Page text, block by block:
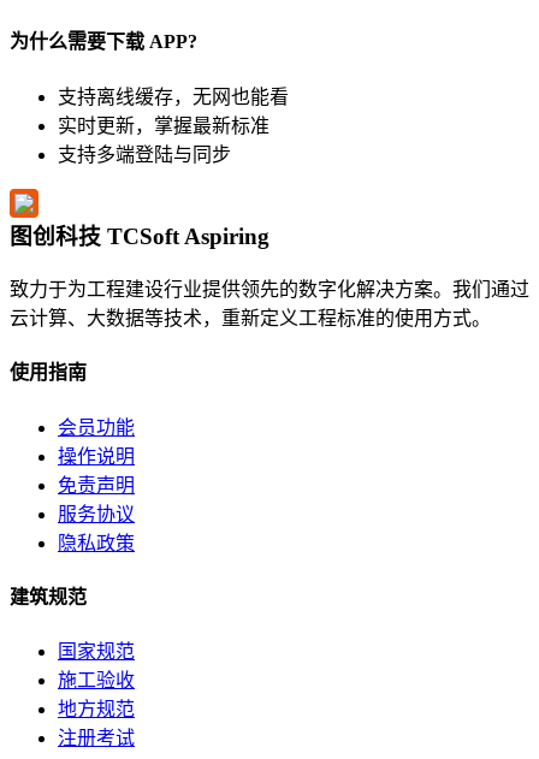
为什么需要下载 APP?
支持离线缓存，无网也能看
实时更新，掌握最新标准
支持多端登陆与同步
图创科技 TCSoft Aspiring
致力于为工程建设行业提供领先的数字化解决方案。我们通过
云计算、大数据等技术，重新定义工程标准的使用方式。
使用指南
会员功能
操作说明
免责声明
服务协议
隐私政策
建筑规范
国家规范
施工验收
地方规范
注册考试